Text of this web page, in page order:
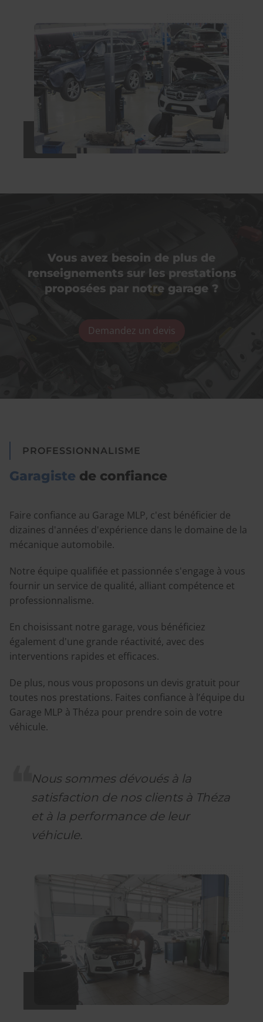
Vous avez besoin de plus de
renseignements sur les prestations
proposées par notre garage ?
Demandez un devis
PROFESSIONNALISME
Garagiste de confiance
Faire confiance au Garage MLP, c'est bénéficier de
dizaines d'années d'expérience dans le domaine de la
mécanique automobile.
Notre équipe qualifiée et passionnée s'engage à vous
fournir un service de qualité, alliant compétence et
professionnalisme.
En choisissant notre garage, vous bénéficiez
également d'une grande réactivité, avec des
interventions rapides et efficaces.
De plus, nous vous proposons un devis gratuit pour
toutes nos prestations. Faites confiance à l’équipe du
Garage MLP à Théza pour prendre soin de votre
véhicule.
Nous sommes dévoués à la
satisfaction de nos clients à Théza
et à la performance de leur
véhicule.